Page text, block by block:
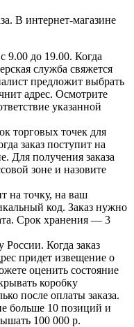
В интернет-магазине
9.00 до 19.00. Когда
служба свяжется
предложит выбрать
адрес. Осмотрите
указанной
торговых точек для
заказ поступит на
Для получения заказа
зоне и назовите
на точку, на ваш
код. Заказ нужно
Срок хранения — 3
России. Когда заказ
придет извещение о
оценить состояние
коробку
после оплаты заказа.
больше 10 позиций и
100 000 р.